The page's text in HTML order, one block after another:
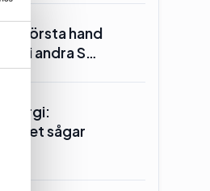
I första hand
i andra S…
energi:
sågar